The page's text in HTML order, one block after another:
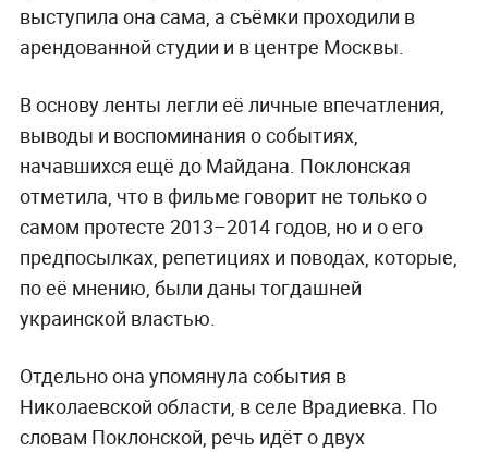
выступила она сама, а съёмки проходили в
арендованной студии и в центре Москвы.
В основу ленты легли её личные впечатления,
выводы и воспоминания о событиях,
начавшихся ещё до Майдана. Поклонская
отметила, что в фильме говорит не только о
самом протесте 2013–2014 годов, но и о его
предпосылках, репетициях и поводах, которые,
по её мнению, были даны тогдашней
украинской властью.
Отдельно она упомянула события в
Николаевской области, в селе Врадиевка. По
словам Поклонской, речь идёт о двух